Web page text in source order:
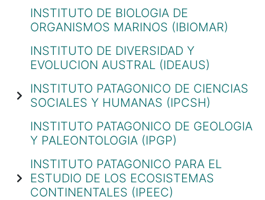
INSTITUTO DE BIOLOGIA DE
ORGANISMOS MARINOS (IBIOMAR)
INSTITUTO DE DIVERSIDAD Y
EVOLUCION AUSTRAL (IDEAUS)
INSTITUTO PATAGONICO DE CIENCIAS
SOCIALES Y HUMANAS (IPCSH)
INSTITUTO PATAGONICO DE GEOLOGIA
Y PALEONTOLOGIA (IPGP)
INSTITUTO PATAGONICO PARA EL
ESTUDIO DE LOS ECOSISTEMAS
CONTINENTALES (IPEEC)